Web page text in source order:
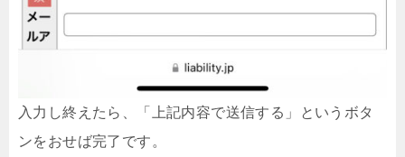
入力し終えたら、「上記内容で送信する」というボタ
ンをおせば完了です。